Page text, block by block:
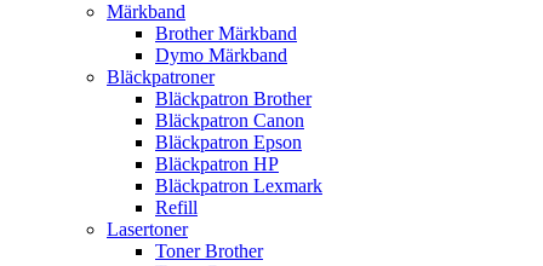
Märkband
Brother Märkband
Dymo Märkband
Bläckpatroner
Bläckpatron Brother
Bläckpatron Canon
Bläckpatron Epson
Bläckpatron HP
Bläckpatron Lexmark
Refill
Lasertoner
Toner Brother